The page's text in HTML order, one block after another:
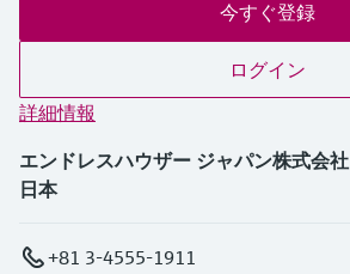
今すぐ登録
ログイン
詳細情報
エンドレスハウザー ジャパン株式会社
日本
+81 3-4555-1911